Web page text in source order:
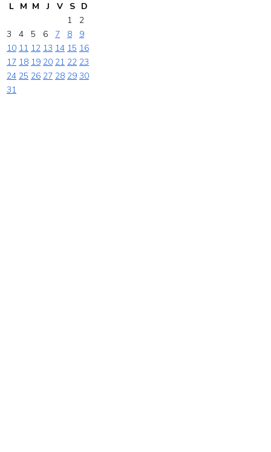
L M M J V S
D
1
2
3
4 5 6 7 8
9
10 11 12 13 14 15 16
17 18 19 20 21 22 23
24 25 26 27 28 29 30
31